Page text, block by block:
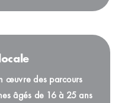
œuvre des parcours
âgés de 16 à 25ans